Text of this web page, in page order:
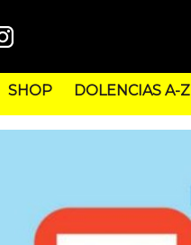
SHOP DOLENCIAS A-Z